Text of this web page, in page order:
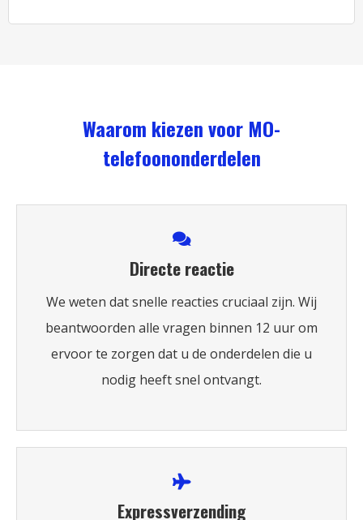
Waarom kiezen voor MO-
telefoononderdelen
Directe reactie
We weten dat snelle reacties cruciaal zijn. Wij
beantwoorden alle vragen binnen 12 uur om
ervoor te zorgen dat u de onderdelen die u
nodig heeft snel ontvangt.
Expressverzending